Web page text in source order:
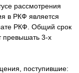
рассмотрения
в РКФ является
РКФ. Общий срок
превышать 3-х
поступившие: